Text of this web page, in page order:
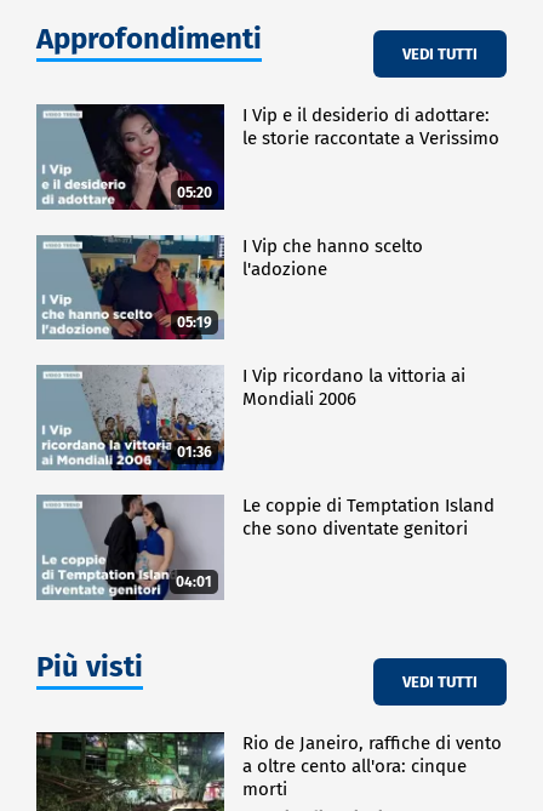
Approfondimenti VEDI TUTTI
05:20
I Vip e il desiderio di adottare:
le storie raccontate a Verissimo
05:19
I Vip che hanno scelto
l'adozione
01:36
I Vip ricordano la vittoria ai
Mondiali 2006
04:01
Le coppie di Temptation Island
che sono diventate genitori
Più visti VEDI TUTTI
Rio de Janeiro, raffiche di vento
a oltre cento all'ora: cinque
morti